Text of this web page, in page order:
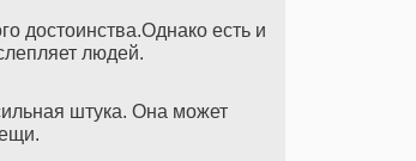
достоинства.Однако есть и
людей.
штука. Она может